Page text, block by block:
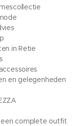
in Retie
en gelegenheden
een complete outfit